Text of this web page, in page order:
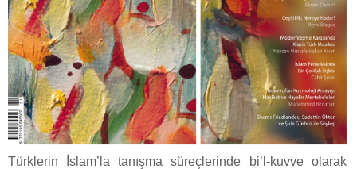
Türklerin İslam’la tanışma süreçlerinde bi’l-kuvve olarak